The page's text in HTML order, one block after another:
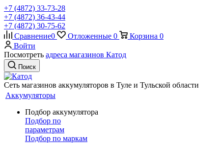
+7 (4872) 33-73-28
+7 (4872) 36-43-44
+7 (4872) 30-75-62
Сравнение0 Отложенные 0 Корзина 0
Войти
Посмотреть адреса магазинов Катод
Поиск
Сеть магазинов аккумуляторов в Туле и Тульской области
Аккумуляторы
Подбор аккумулятора
Подбор по
параметрам
Подбор по маркам